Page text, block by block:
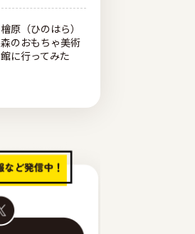
檜原（ひのはら）
森のおもちゃ美術
館に行ってみた